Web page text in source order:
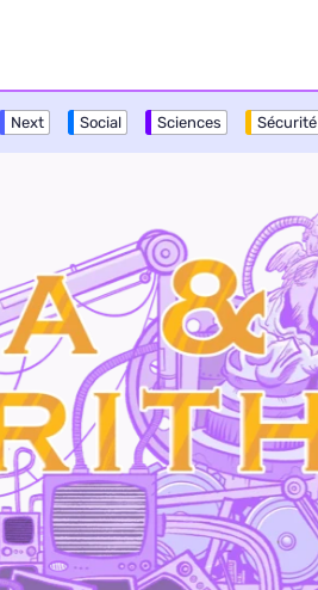
Next Social Sciences Sécurité